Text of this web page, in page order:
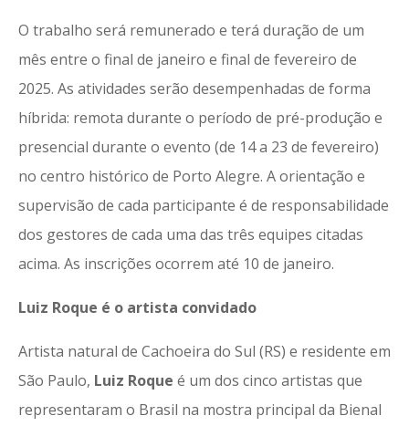
O trabalho será remunerado e terá duração de um
mês entre o final de janeiro e final de fevereiro de
2025. As atividades serão desempenhadas de forma
híbrida: remota durante o período de pré-produção e
presencial durante o evento (de 14 a 23 de fevereiro)
no centro histórico de Porto Alegre. A orientação e
supervisão de cada participante é de responsabilidade
dos gestores de cada uma das três equipes citadas
acima. As inscrições ocorrem até 10 de janeiro.
Luiz Roque é o artista convidado
Artista natural de Cachoeira do Sul (RS) e residente em
São Paulo, Luiz Roque é um dos cinco artistas que
representaram o Brasil na mostra principal da Bienal